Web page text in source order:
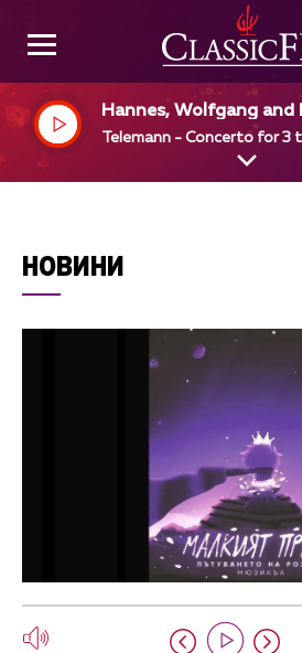
Hannes, Wolfgang
h Chamber Orchestra,
Telemann - Concerto for 3
НОВИНИ